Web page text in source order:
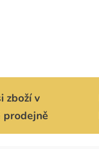
zboží v
prodejně